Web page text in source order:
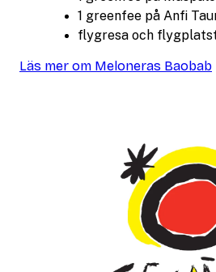
1 greenfee på Anfi
flygresa och
Läs mer om Meloneras Baobab